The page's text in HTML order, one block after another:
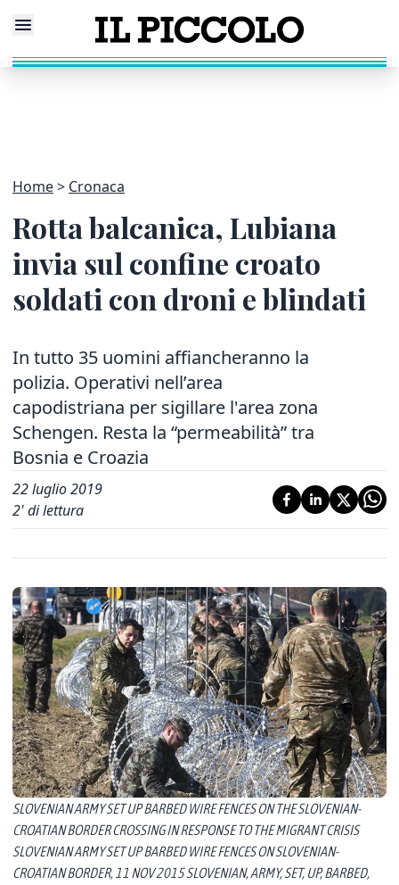
Home Cronaca
Rotta balcanica, Lubiana
invia sul confine croato
soldati con droni e blindati
In tutto 35 uomini affiancheranno la
polizia. Operativi nell’area
capodistriana per sigillare l'area zona
Schengen. Resta la “permeabilità” tra
Bosnia e Croazia
22 luglio 2019
2' di lettura
SLOVENIAN ARMY SET UP BARBED WIRE FENCES ON THE SLOVENIAN-
CROATIAN BORDER CROSSING IN RESPONSE TO THE MIGRANT CRISIS
SLOVENIAN ARMY SET UP BARBED WIRE FENCES ON SLOVENIAN-
CROATIAN BORDER, 11 NOV 2015 SLOVENIAN, ARMY, SET, UP, BARBED,